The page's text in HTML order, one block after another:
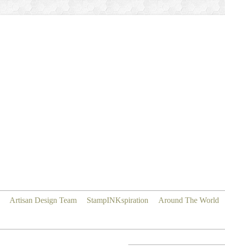
Artisan Design Team StampINKspiration Around The World